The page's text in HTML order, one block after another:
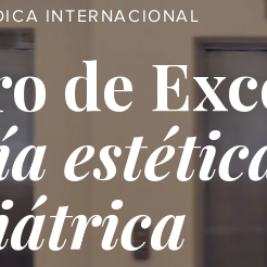
INTERNACIONAL
de